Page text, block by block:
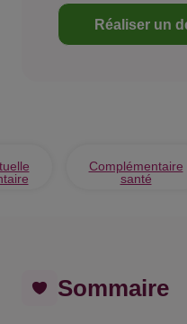
Réaliser un
Complémentaire
santé
Sommaire